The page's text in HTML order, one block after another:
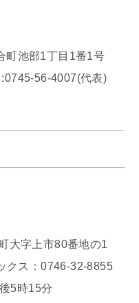
町池部1丁目1番1号
56-4007(代表)
大字上市80番地の1
クス：0746-32-8855
5時15分